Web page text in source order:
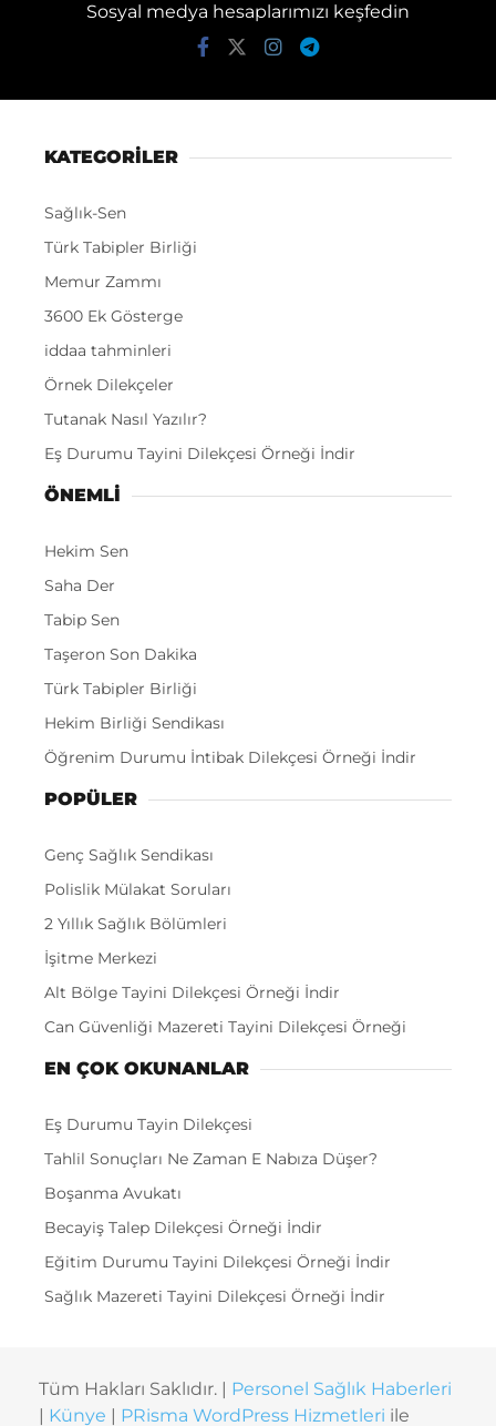
Sosyal medya hesaplarımızı keşfedin
KATEGORİLER
Sağlık-Sen
Türk Tabipler Birliği
Memur Zammı
3600 Ek Gösterge
iddaa tahminleri
Örnek Dilekçeler
Tutanak Nasıl Yazılır?
Eş Durumu Tayini Dilekçesi Örneği İndir
ÖNEMLI
Hekim Sen
Saha Der
Tabip Sen
Taşeron Son Dakika
Türk Tabipler Birliği
Hekim Birliği Sendikası
Öğrenim Durumu İntibak Dilekçesi Örneği İndir
POPÜLER
Genç Sağlık Sendikası
Polislik Mülakat Soruları
2 Yıllık Sağlık Bölümleri
İşitme Merkezi
Alt Bölge Tayini Dilekçesi Örneği İndir
Can Güvenliği Mazereti Tayini Dilekçesi Örneği
EN ÇOK OKUNANLAR
Eş Durumu Tayin Dilekçesi
Tahlil Sonuçları Ne Zaman E Nabıza Düşer?
Boşanma Avukatı
Becayiş Talep Dilekçesi Örneği İndir
Eğitim Durumu Tayini Dilekçesi Örneği İndir
Sağlık Mazereti Tayini Dilekçesi Örneği İndir
Tüm Hakları Saklıdır. | Personel Sağlık Haberleri
| Künye | PRisma WordPress Hizmetleri ile